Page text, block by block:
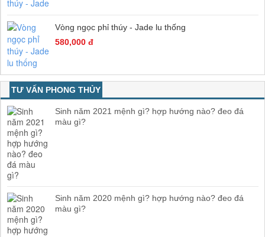
Vòng ngọc phỉ thúy - Jade lu thống
580,000 đ
TƯ VẤN PHONG THỦY
Sinh năm 2021 mệnh gì? hợp hướng nào? đeo đá
màu gì?
Sinh năm 2020 mệnh gì? hợp hướng nào? đeo đá
màu gì?